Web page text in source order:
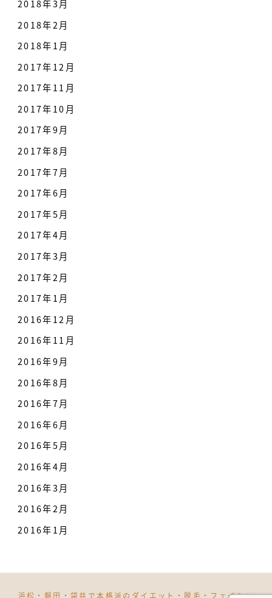
2018年3月
2018年2月
2018年1月
2017年12月
2017年11月
2017年10月
2017年9月
2017年8月
2017年7月
2017年6月
2017年5月
2017年4月
2017年3月
2017年2月
2017年1月
2016年12月
2016年11月
2016年9月
2016年8月
2016年7月
2016年6月
2016年5月
2016年4月
2016年3月
2016年2月
2016年1月
浜松・磐田・袋井で本格派のダイエット・脱毛・フェイシャ